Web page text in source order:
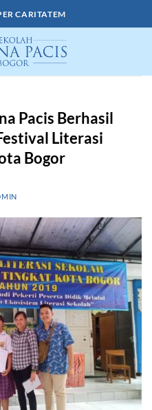
CARITATEM
Pacis Berhasil
Literasi
Bogor